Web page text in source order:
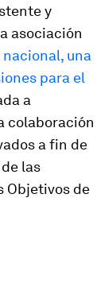
y
asociación
una
para el
a
colaboración
a fin de
las
Objetivos de